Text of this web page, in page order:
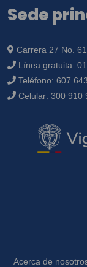
Sede
Carrera 27 No.
Línea gratuita:
Teléfono: 607
Celular: 300 910
Acerca de